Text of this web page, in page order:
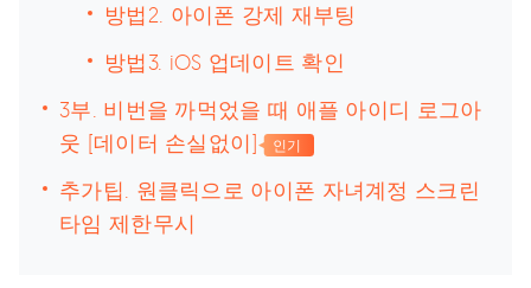
방법2. 아이폰 강제 재부팅
방법3. iOS 업데이트 확인
3부. 비번을 까먹었을 때 애플 아이디 로그아
웃 [데이터 손실없이]
인기
추가팁. 원클릭으로 아이폰 자녀계정 스크린
타임 제한무시